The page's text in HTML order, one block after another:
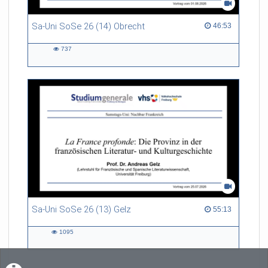
Sa-Uni SoSe 26 (14) Obrecht 46:53
46:53 duration
737
Sa-Uni SoSe 26 (13) Gelz 55:13
55:13 duration
1095